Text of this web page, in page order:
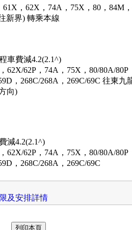
61X，62X，74A，75X，80，84M
新界) 轉乘本線
車費減4.2(2.1^)
62X/62P，74A，75X，80/80A/
，268C/268A，269C/69C 往東九
向)
減4.2(2.1^)
62X/62P，74A，75X，80/80A/
，268C/268A，269C/69C
及安排詳情